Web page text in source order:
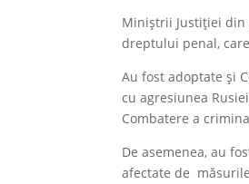
Miniștrii Justiției
dreptului penal,
Au fost adoptate și
cu agresiunea
Combatere a
De asemenea, au
afectate de